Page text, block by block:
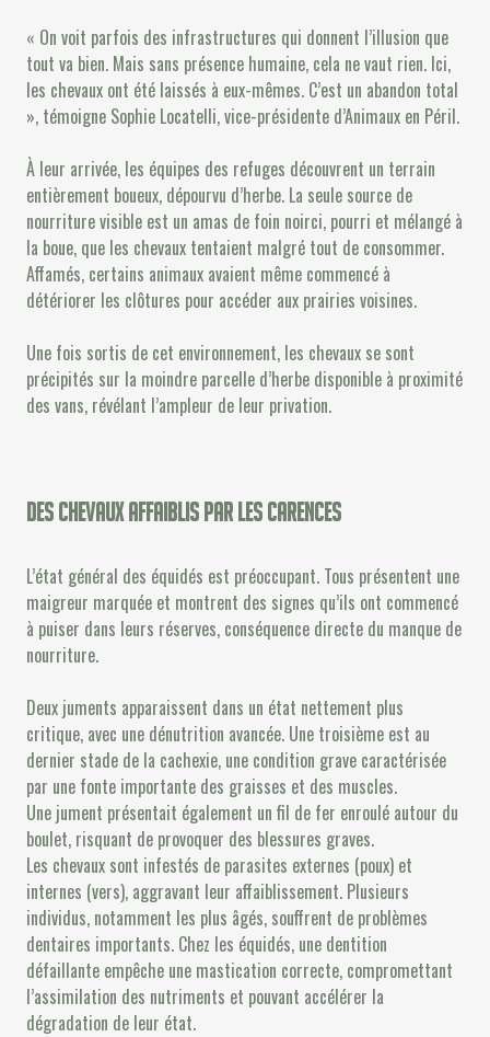
« On voit parfois des infrastructures qui donnent l’illusion que
tout va bien. Mais sans présence humaine, cela ne vaut rien. Ici,
les chevaux ont été laissés à eux-mêmes. C’est un abandon total
», témoigne Sophie Locatelli, vice-présidente d’Animaux en Péril.
À leur arrivée, les équipes des refuges découvrent un terrain
entièrement boueux, dépourvu d’herbe. La seule source de
nourriture visible est un amas de foin noirci, pourri et mélangé à
la boue, que les chevaux tentaient malgré tout de consommer.
Affamés, certains animaux avaient même commencé à
détériorer les clôtures pour accéder aux prairies voisines.
Une fois sortis de cet environnement, les chevaux se sont
précipités sur la moindre parcelle d’herbe disponible à proximité
des vans, révélant l’ampleur de leur privation.
Des chevaux affaiblis par les carences
L’état général des équidés est préoccupant. Tous présentent une
maigreur marquée et montrent des signes qu’ils ont commencé
à puiser dans leurs réserves, conséquence directe du manque de
nourriture.
Deux juments apparaissent dans un état nettement plus
critique, avec une dénutrition avancée. Une troisième est au
dernier stade de la cachexie, une condition grave caractérisée
par une fonte importante des graisses et des muscles.
Une jument présentait également un fil de fer enroulé autour du
boulet, risquant de provoquer des blessures graves.
Les chevaux sont infestés de parasites externes (poux) et
internes (vers), aggravant leur affaiblissement. Plusieurs
individus, notamment les plus âgés, souffrent de problèmes
dentaires importants. Chez les équidés, une dentition
défaillante empêche une mastication correcte, compromettant
l’assimilation des nutriments et pouvant accélérer la
dégradation de leur état.